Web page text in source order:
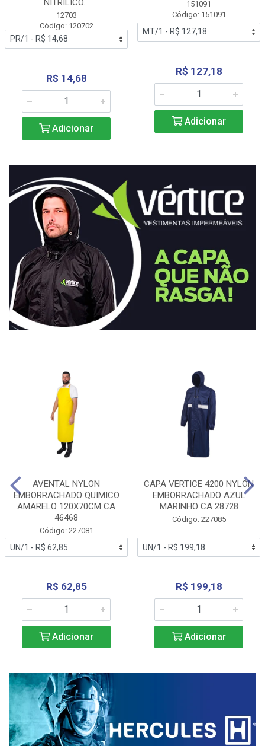
NITRÍLICO...
12703
Código: 120702
R$ 14,68
Adicionar
151091
Código: 151091
R$ 127,18
Adicionar
AVENTAL NYLON
EMBORRACHADO QUIMICO
AMARELO 120X70CM CA
46468
Código: 227081
R$ 62,85
Adicionar
CAPA VERTICE 4200 NYLON
EMBORRACHADO AZUL
MARINHO CA 28728
Código: 227085
R$ 199,18
Adicionar